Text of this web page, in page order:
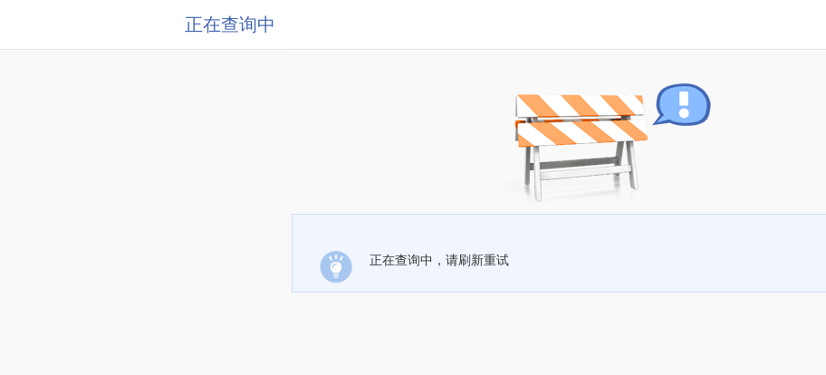
正在查询中
正在查询中，请刷新重试